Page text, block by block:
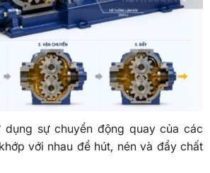
dụng sự chuyển động quay của các
với nhau để hút, nén và đẩy chất